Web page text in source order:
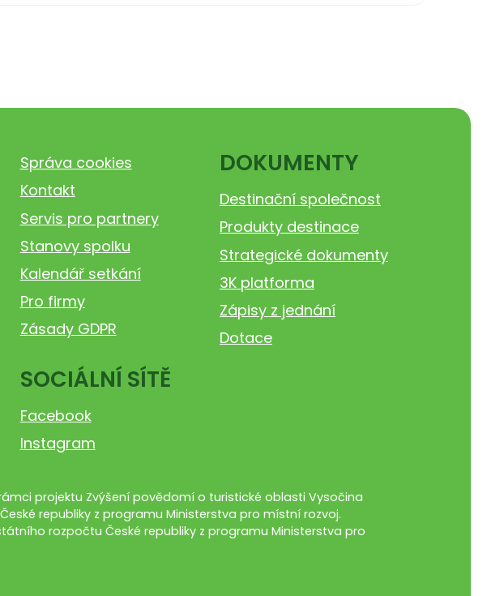
Správa cookies
Kontakt
Servis pro partnery
Stanovy spolku
Kalendář setkání
Pro firmy
Zásady GDPR
SOCIÁLNÍ SÍTĚ
Facebook
Instagram
DOKUMENTY
Destinační společnost
Produkty destinace
Strategické dokumenty
3K platforma
Zápisy z jednání
Dotace
projektu Zvýšení povědomí o turistické oblasti Vysočina
republiky z programu Ministerstva pro místní rozvoj.
rozpočtu České republiky z programu Ministerstva pro